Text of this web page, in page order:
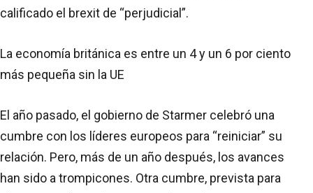
calificado el brexit de “perjudicial”.
La economía británica es entre un 4 y un 6 por ciento
más pequeña sin la UE
El año pasado, el gobierno de Starmer celebró una
cumbre con los líderes europeos para “reiniciar” su
relación. Pero, más de un año después, los avances
han sido a trompicones. Otra cumbre, prevista para